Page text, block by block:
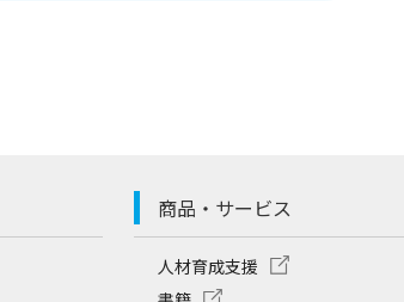
商品・サービス
人材育成支援